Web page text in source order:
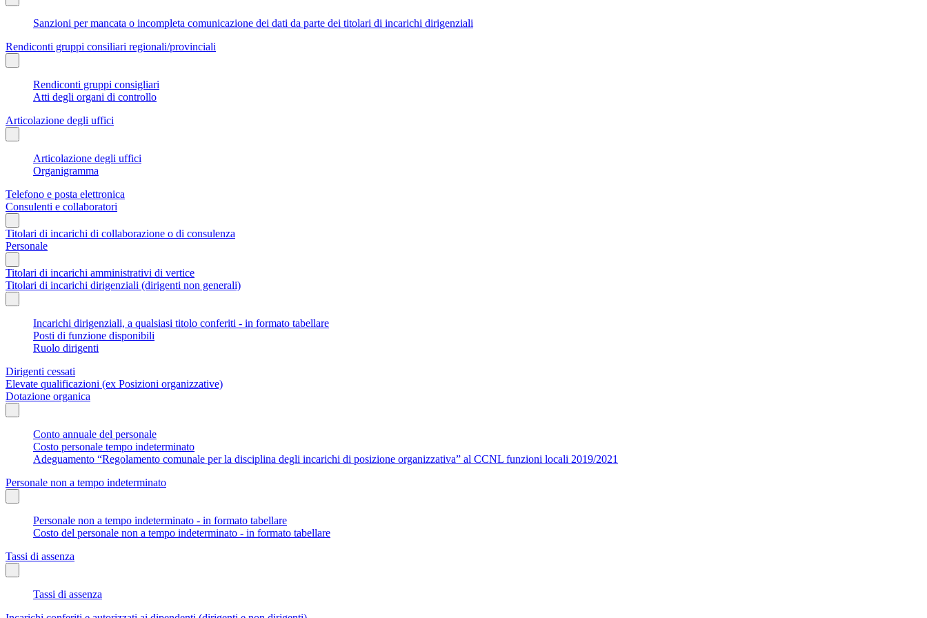
Sanzioni per mancata o incompleta comunicazione dei dati da parte dei titolari di incarichi dirigenziali
Rendiconti gruppi consiliari regionali/provinciali
Rendiconti gruppi consigliari
Atti degli organi di controllo
Articolazione degli uffici
Articolazione degli uffici
Organigramma
Telefono e posta elettronica
Consulenti e collaboratori
Titolari di incarichi di collaborazione o di consulenza
Personale
Titolari di incarichi amministrativi di vertice
Titolari di incarichi dirigenziali (dirigenti non generali)
Incarichi dirigenziali, a qualsiasi titolo conferiti - in formato tabellare
Posti di funzione disponibili
Ruolo dirigenti
Dirigenti cessati
Elevate qualificazioni (ex Posizioni organizzative)
Dotazione organica
Conto annuale del personale
Costo personale tempo indeterminato
Adeguamento “Regolamento comunale per la disciplina degli incarichi di posizione organizzativa” al CCNL funzioni locali 2019/2021
Personale non a tempo indeterminato
Personale non a tempo indeterminato - in formato tabellare
Costo del personale non a tempo indeterminato - in formato tabellare
Tassi di assenza
Tassi di assenza